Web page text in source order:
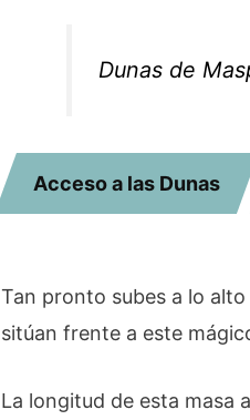
Dunas de
Acceso a las Dunas
Tan pronto subes a lo
sitúan frente a este
La longitud de esta masa